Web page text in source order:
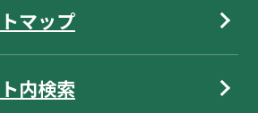
マップ
内検索